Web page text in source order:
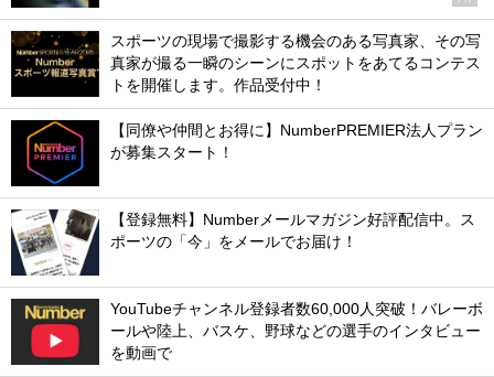
スポーツの現場で撮影する機会のある写真家、その写
真家が撮る一瞬のシーンにスポットをあてるコンテス
トを開催します。作品受付中！
【同僚や仲間とお得に】NumberPREMIER法人プラン
が募集スタート！
【登録無料】Numberメールマガジン好評配信中。ス
ポーツの「今」をメールでお届け！
YouTubeチャンネル登録者数60,000人突破！バレーボ
ールや陸上、バスケ、野球などの選手のインタビュー
を動画で